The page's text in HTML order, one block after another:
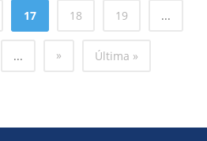
17 18 19 ...
... » Última »